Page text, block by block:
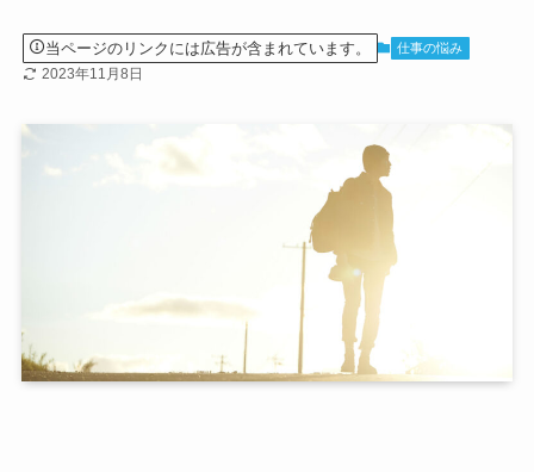
当ページのリンクには広告が含まれています。 仕事の悩み
2023年11月8日